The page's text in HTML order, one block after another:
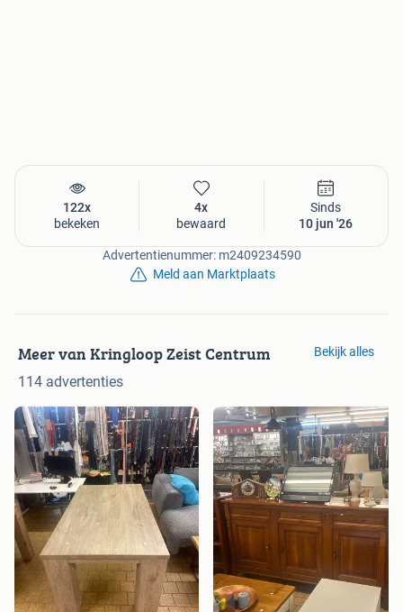
122x
bekeken
4x
bewaard
Sinds
10 jun '26
Advertentienummer: m2409234590
Meld aan Marktplaats
Meer van Kringloop Zeist Centrum
114 advertenties
Bekijk alles